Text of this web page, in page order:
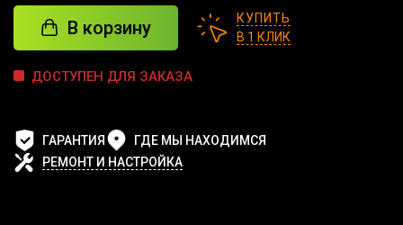
В корзину
КУПИТЬ
В 1 КЛИК
ДОСТУПЕН ДЛЯ ЗАКАЗА
ГАРАНТИЯ
ГДЕ МЫ НАХОДИМСЯ
РЕМОНТ И НАСТРОЙКА